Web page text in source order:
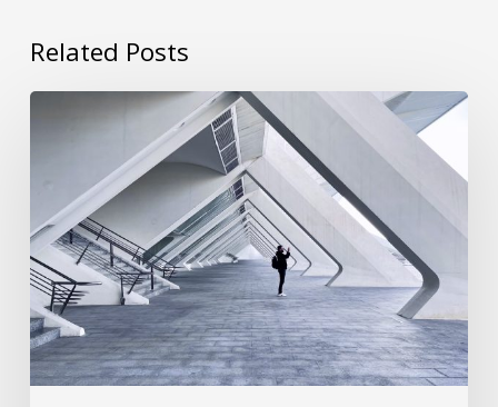
Related Posts
Kullanıcı
Deneyimi
Tasarımında
Görsel
Hiyerarşi:
Kullanıcıların
Dikkatini
Nasıl
Yönlendirirsiniz?